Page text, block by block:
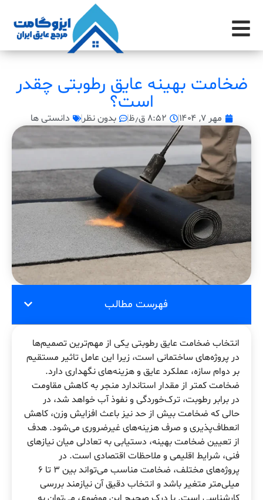
ضخامت بهینه عایق رطوبتی چقدر
است؟
مهر ۷, ۱۴۰۴ ۸:۵۲ ق٫ظ بدون نظر دانستی ها
فهرست مطالب
انتخاب ضخامت عایق رطوبتی یکی از مهم‌ترین تصمیم‌ها
در پروژه‌های ساختمانی است، زیرا این عامل تاثیر مستقیم
بر دوام سازه، عملکرد عایق و هزینه‌های نگهداری دارد.
ضخامت کمتر از مقدار استاندارد منجر به کاهش مقاومت
در برابر رطوبت، ترک‌خوردگی و نفوذ آب خواهد شد، در
حالی که ضخامت بیش از حد نیز باعث افزایش وزن، کاهش
انعطاف‌پذیری و صرف هزینه‌های غیرضروری می‌شود. هدف
از تعیین ضخامت بهینه، دستیابی به تعادلی میان نیازهای
فنی، شرایط اقلیمی و ملاحظات اقتصادی است. در
پروژه‌های مختلف، ضخامت مناسب می‌تواند بین ۳ تا ۶
میلی‌متر متغیر باشد و انتخاب دقیق آن نیازمند بررسی